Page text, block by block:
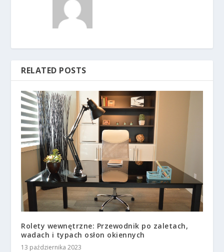
RELATED POSTS
Rolety wewnętrzne: Przewodnik po zaletach,
wadach i typach osłon okiennych
13 października 2023